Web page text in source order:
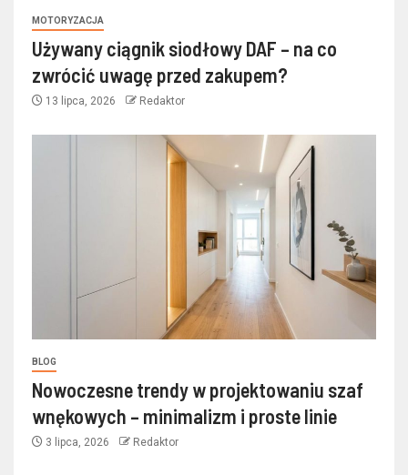
MOTORYZACJA
Używany ciągnik siodłowy DAF – na co
zwrócić uwagę przed zakupem?
13 lipca, 2026 Redaktor
BLOG
Nowoczesne trendy w projektowaniu szaf
wnękowych – minimalizm i proste linie
3 lipca, 2026 Redaktor